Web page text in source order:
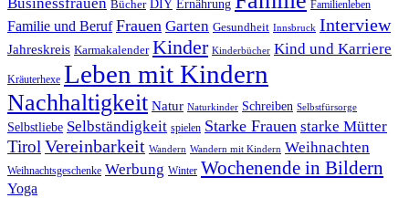
Bücher DIY Ernährung Familienleben
Familie und Beruf Frauen Garten Gesundheit Innsbruck Interview
Jahreskreis Karmakalender Kinder Kinderbücher Kind und Karriere
Kräuterhexe Leben mit Kindern
Nachhaltigkeit Natur Naturkinder Schreiben Selbstfürsorge
Selbstliebe Selbständigkeit spielen Starke Frauen starke Mütter
Tirol Vereinbarkeit Wandern Wandern mit Kindern Weihnachten
Weihnachtsgeschenke Werbung Winter Wochenende in Bildern
Yoga